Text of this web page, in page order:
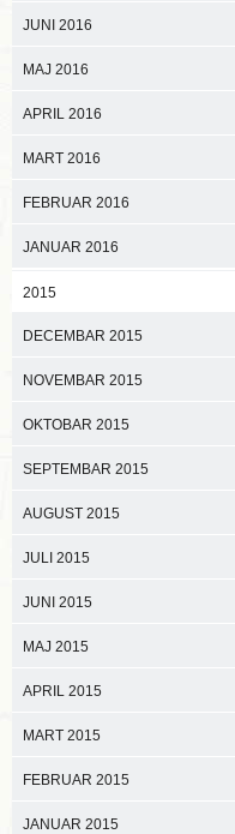
JUNI 2016
MAJ 2016
APRIL 2016
MART 2016
FEBRUAR 2016
JANUAR 2016
2015
DECEMBAR 2015
NOVEMBAR 2015
OKTOBAR 2015
SEPTEMBAR 2015
AUGUST 2015
JULI 2015
JUNI 2015
MAJ 2015
APRIL 2015
MART 2015
FEBRUAR 2015
JANUAR 2015